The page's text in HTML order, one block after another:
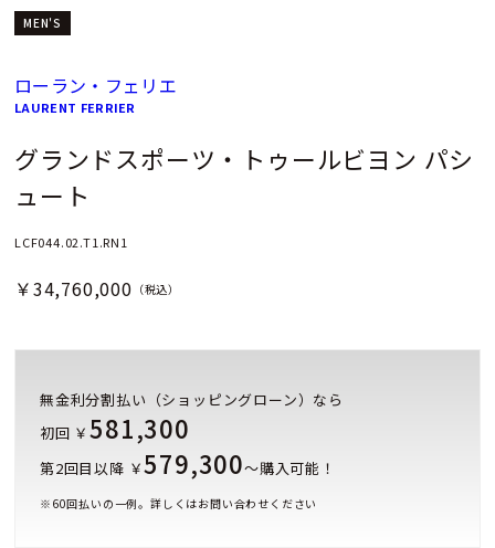
MEN'S
ローラン・フェリエ
LAURENT FERRIER
グランドスポーツ・トゥールビヨン パシ
ュート
LCF044.02.T1.RN1
￥34,760,000 （税込）
無金利分割払い（ショッピングローン）なら
初回 ￥581,300
第2回目以降 ￥579,300～購入可能！
※ 60回払いの一例。詳しくはお問い合わせください